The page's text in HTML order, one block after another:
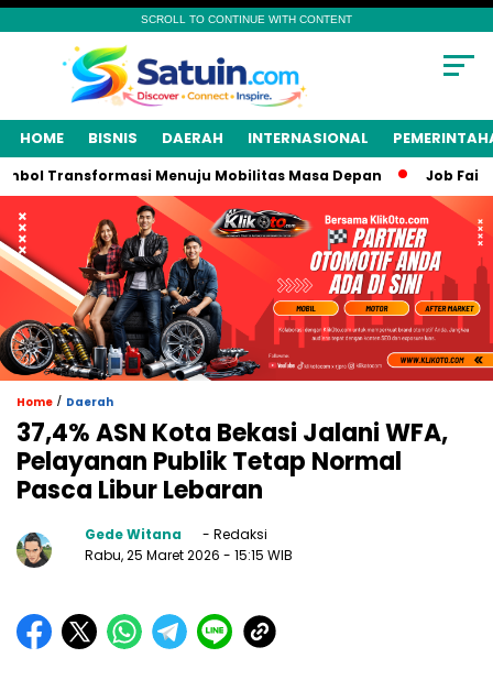
SCROLL TO CONTINUE WITH CONTENT
HOME BISNIS DAERAH INTERNASIONAL
Transformasi Menuju Mobilitas Masa Depan Job Fair
Home / Daerah
37,4% ASN Kota Bekasi Jalani WFA,
Pelayanan Publik Tetap Normal
Pasca Libur Lebaran
Gede Witana
- Redaksi
Rabu, 25 Maret 2026 - 15:15 WIB